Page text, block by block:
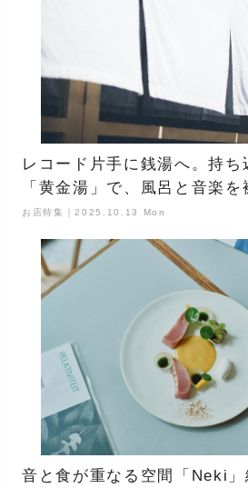
レコード片手に銭湯へ。持ち
「黄金湯」で、風呂と音楽を
お店特集｜2025.10.13 Mon
音と食が重なる空間「Neki」